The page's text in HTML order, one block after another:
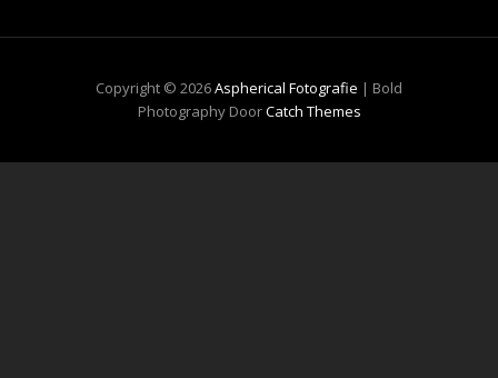
Copyright © 2026Aspherical Fotografie | Bold
Photography DoorCatch Themes